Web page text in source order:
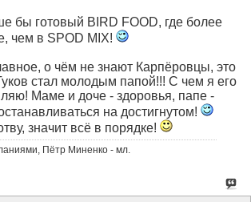
бы готовый BIRD FOOD, где более
чем в SPOD MIX!
о чём не знают Карпёровцы, это
стал молодым папой!!! С чем я его
Маме и доче - здоровья, папе -
на достигнутом!
значит всё в порядке!
Пётр Миненко - мл.